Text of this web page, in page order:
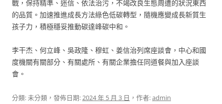
戰，保持精準、迷信、依法治污，不竭改良生態周遭的狀況東西
的品質。加速推進成長方法綠色低碳轉型，隨機應變成長新質生
孩子力，積極穩妥推動碳達峰碳中和。
李干杰、何立峰、吳政隆、穆虹、姜信治列席座談會，中心和國
度機關有關部分、有關處所、有關企業擔任同道餐與加入座談
會。
分類: 未分類，發佈日期:2024 年 5 月 3 日 ，作者:admin